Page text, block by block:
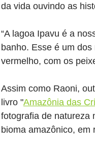
da vida ouvindo as
“A lagoa Ipavu é a
banho. Esse é um
vermelho, com os
Assim como Raoni,
livro "Amazônia das
fotografia de natureza
bioma amazônico, em